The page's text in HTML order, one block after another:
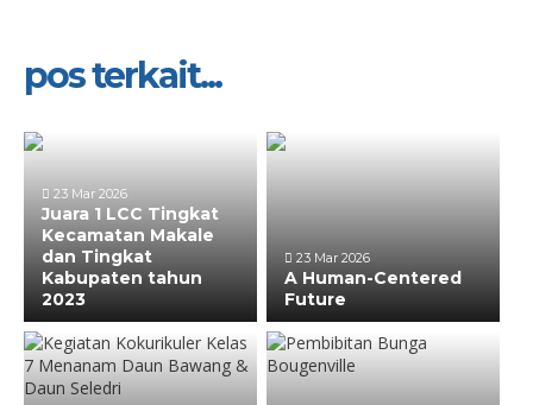
pos terkait...
23 Mar 2026
Juara 1 LCC Tingkat
Kecamatan Makale
dan Tingkat
Kabupaten tahun
2023
23 Mar 2026
A Human-Centered
Future